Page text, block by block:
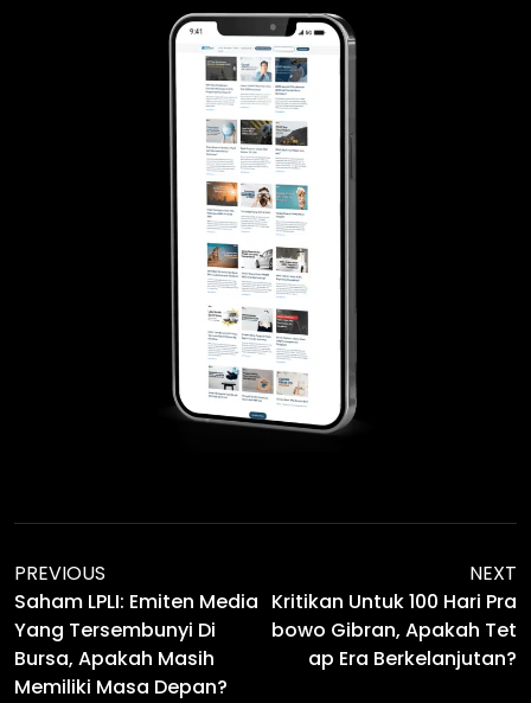
PREVIOUS
Saham LPLI: Emiten Media
Yang Tersembunyi Di
Bursa, Apakah Masih
Memiliki Masa Depan?
NEXT
Kritikan Untuk 100 Hari Pra
Bowo Gibran, Apakah Tet
Ap Era Berkelanjutan?